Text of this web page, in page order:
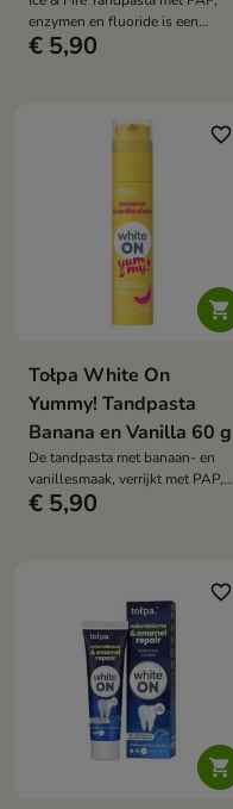
enzymen en fluoride is een
intens verfrissende tandpasta die
ego . Het combineert een
unieke poetservaring.
€ 5,90

favorite_border
Tołpa White On
Yummy! Tandpasta
Banana en Vanilla 60 g
De tandpasta met banaan- en
vanillesmaak, verrijkt met PAP,
enzymen en fluoride, is een
zorgt voor een prettige
poetservaring en een frisse
adem, zonder een intense,
irriterende scherpte.
€ 5,90

favorite_border